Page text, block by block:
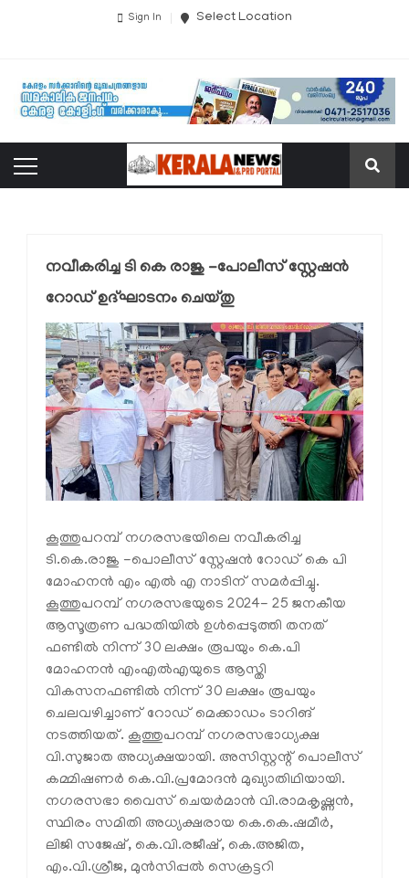
Sign In Select Location
നവീകരിച്ച ടി കെ രാജു -പോലീസ് സ്റ്റേഷന്‍
റോഡ് ഉദ്ഘാടനം ചെയ്തു
കൂത്തുപറമ്പ് നഗരസഭയിലെ നവീകരിച്ച
ടി.കെ.രാജു -പൊലീസ് സ്റ്റേഷന്‍ റോഡ് കെ പി
മോഹനന്‍ എം എല്‍ എ നാടിന് സമര്‍പ്പിച്ചു.
കൂത്തുപറമ്പ് നഗരസഭയുടെ 2024- 25 ജനകീയ
ആസൂത്രണ പദ്ധതിയില്‍ ഉള്‍പ്പെടുത്തി തനത്
ഫണ്ടില്‍ നിന്ന് 30 ലക്ഷം രൂപയും കെ.പി
മോഹനന്‍ എംഎല്‍എയുടെ ആസ്തി
വികസനഫണ്ടില്‍ നിന്ന് 30 ലക്ഷം രൂപയും
ചെലവഴിച്ചാണ് റോഡ് മെക്കാഡം ടാറിങ്
നടത്തിയത്. കൂത്തുപറമ്പ് നഗരസഭാധ്യക്ഷ
വി.സുജാത അധ്യക്ഷയായി. അസിസ്റ്റന്റ് പൊലീസ്
കമ്മിഷണര്‍ കെ.വി.പ്രമോദന്‍ മുഖ്യാതിഥിയായി.
നഗരസഭാ വൈസ് ചെയര്‍മാന്‍ വി.രാമകൃഷ്ണന്‍,
സ്ഥിരം സമിതി അധ്യക്ഷരായ കെ.കെ.ഷമീര്‍,
ലിജി സജേഷ്, കെ.വി.രജീഷ്, കെ.അജിത,
എം.വി.ശ്രീജ, മുന്‍സിപ്പല്‍ സെക്രട്ടറി